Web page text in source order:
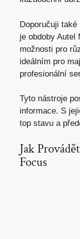
Doporučuji také
je obdoby
možnosti pro
ideálním pro
profesionální
Tyto nástroje
informace. S
top stavu a
Jak
Focus